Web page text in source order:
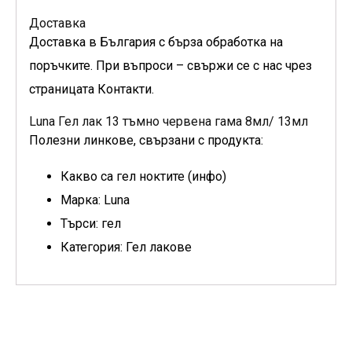
Доставка
Доставка в България с бърза обработка на
поръчките. При въпроси – свържи се с нас чрез
страницата Контакти.
Luna Гел лак 13 тъмно червена гама 8мл/ 13мл
Полезни линкове, свързани с продукта:
Какво са гел ноктите (инфо)
Марка: Luna
Търси: гел
Категория: Гел лакове